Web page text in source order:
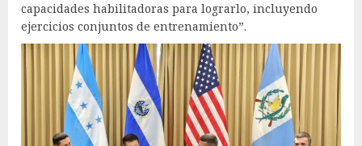
capacidades habilitadoras para lograrlo, incluyendo
ejercicios conjuntos de entrenamiento”.